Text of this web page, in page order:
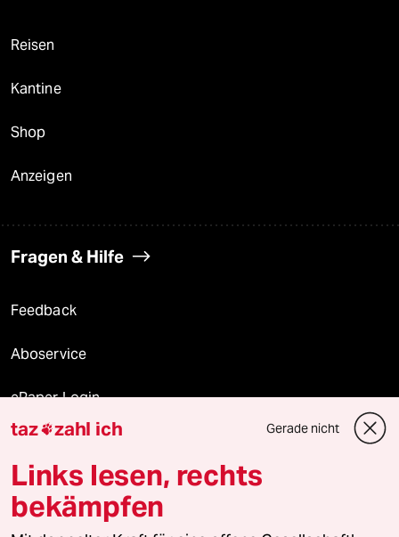
Reisen
Kantine
Shop
Anzeigen
Fragen & Hilfe
Feedback
Aboservice
ePaper Login
Downloads für Abonnierende
© 2026 taz Verlags und Vertriebs GmbH
taz zahl ich Gerade nicht
Links lesen, rechts
bekämpfen